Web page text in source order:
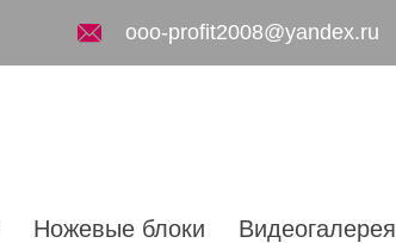
ooo-profit2008@yandex.ru
Ножевые блоки Видеогалерея